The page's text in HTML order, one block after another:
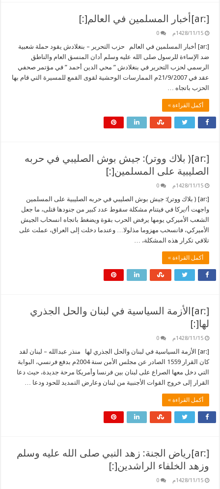
[:ar]أخبار المسلمين في العالم[:]
1428/11/15م 0
[:ar] أخبار المسلمين في العالم حزب التحرير – بنغلادش يقود حملة شعبية
ضد الإساءة للرسول صلى الله عليه وسلم أدان المنسق العام والناطق
الرسمي لحزب التحرير في بنغلادش ” محي الدين أحمد ” في مؤتمر صحفي
عقد في 21/9/2007م الممارسات الوحشية لقوى القمع للمسيرة التي قام بها
الحزب باتجاه …
أكمل القراءة »
[:ar]( بلاك ووتر): جيش بوش الصليبي في حربه
الصليبية على المسلمين[:]
1428/11/15م 0
[:ar] ( بلاك ووتر): جيش بوش الصليبي في حربه الصليبية على المسلمين
واجهت أ/يركا في فيتنام مشكلة سقوط عدد كبير من جنودها قتلى، ما جعل
الشعب الأميركي يومها يرفض الحرب بقوة ويضغط باتجاه انسحاب الجيش
الأميركي، فانسحب مهزوما مذلولا… وعندما دخلت إلى العراق، عملت على
تلافي تكرار هذه المشكلة، …
أكمل القراءة »
[:ar]الأزمة السياسية في لبنان والحل الجذري
لها[:]
1428/11/15م 0
[:ar] الأزمة السياسية في لبنان والحل الجذري لها منذر عبدالله – لبنان لقد
كان القرار 1559 الصادر عن مجلس الأمن سنة 2004م بدفع فرنسي، البوابة
التي دخل معها الصراع على لبنان بين فرنسا وأمريكا مرحة جديدة، حيث دعا
القرار إلى خروج القوات الأجنبية من لبنان وعارض التمديد للحود ودعا …
أكمل القراءة »
[:ar]رياض الجنة: زهد النبي صلى الله عليه وسلم
وزهد الخلفاء الراشدين[:]
1428/11/15م 0